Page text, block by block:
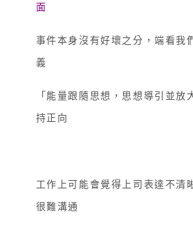
面
事件本身沒有好壞之分，端看我
義
「能量跟隨思想，思想導引並放
持正向
工作上可能會覺得上司表達不清
很難溝通